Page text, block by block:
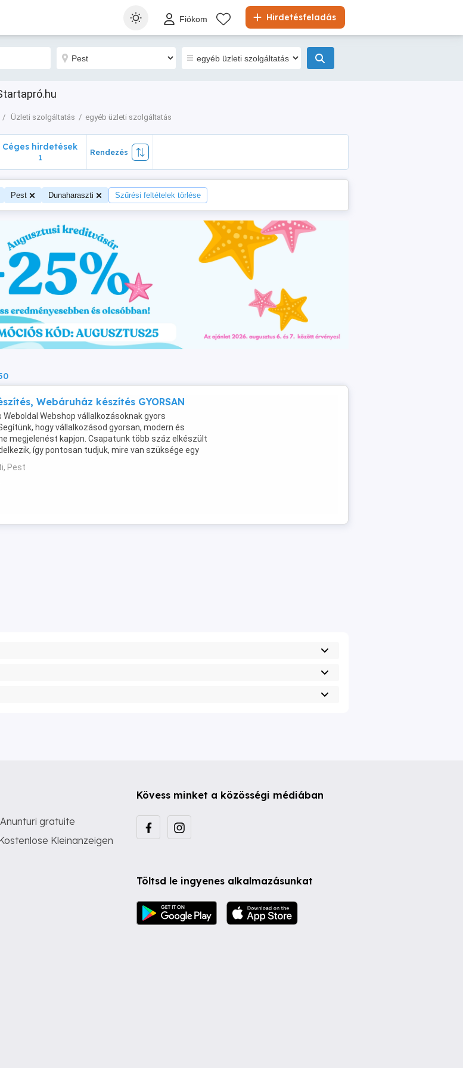
Hirdetésfeladás
Fiókom
Üzleti szolgáltatás egyéb üzleti szolgáltatás
Céges hirdetések
1
Rendezés
Pest Dunaharaszti Szűrési feltételek törlése
Webáruház készítés GYORSAN
Webshop vállalkozásoknak gyors
hogy vállalkozásod gyorsan, modern és
megjelenést kapjon. Csapatunk több száz elkészült
így pontosan tudjuk, mire van szüksége egy
Mit kínálunk? Modern, ...
Pest
gratuite
Kleinanzeigen
Kövess minket a közösségi médiában
Töltsd le ingyenes alkalmazásunkat